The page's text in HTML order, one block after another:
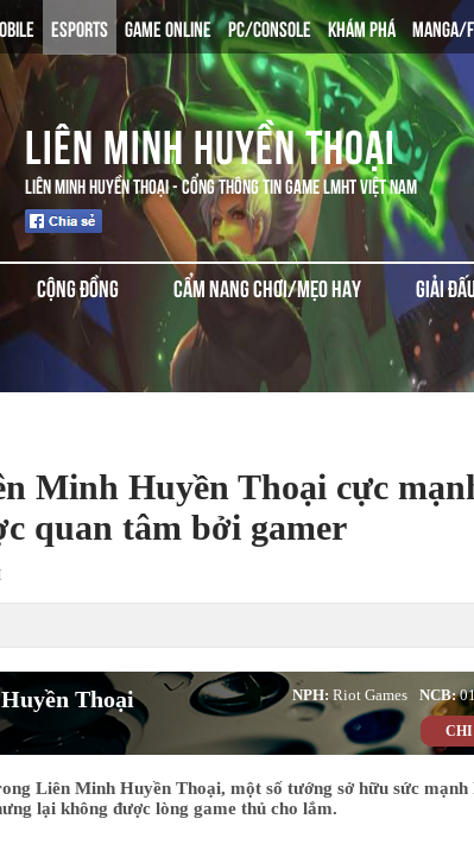
ESPORTS GAME ONLINE PC/CONSOLE KHÁM PHÁ MANGA/
LIÊN MINH HUYỀN THOẠI
LIÊN MINH HUYỀN THOẠI - CỔNG THÔNG TIN GAME LMHT VIỆT NAM
CỘNG ĐỒNG CẨM NANG CHƠI/MẸO HAY GIẢI
Minh Huyền Thoại cực
quan tâm bởi gamer
Thoại NCB:
Riot Games
NPH:
Liên Minh Huyền Thoại, một số tướng sở hữu sức mạnh
lại không được lòng game thủ cho lắm.